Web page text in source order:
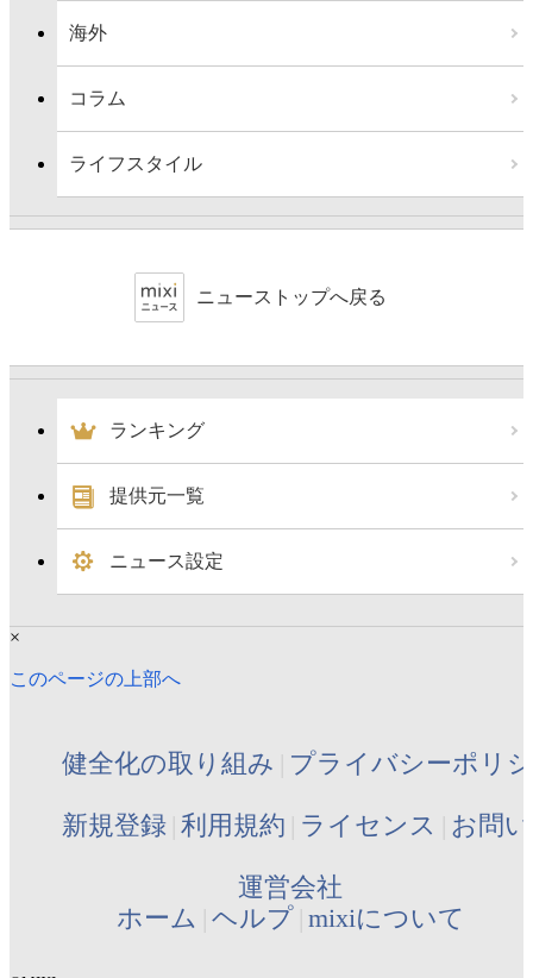
海外
コラム
ライフスタイル
ニューストップへ戻る
ランキング
提供元一覧
ニュース設定
×
このページの上部へ
健全化の取り組み プライバシーポリ
新規登録 利用規約 ライセンス お問
運営会社
ホーム ヘルプ mixiについて